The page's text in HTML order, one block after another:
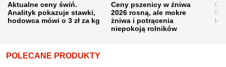
Aktualne ceny świń.
Analityk pokazuje stawki,
hodowca mówi o 3 zł za kg
Ceny pszenicy w żniwa
2026 rosną, ale mokre
żniwa i potrącenia
niepokoją rolników
POLECANE PRODUKTY